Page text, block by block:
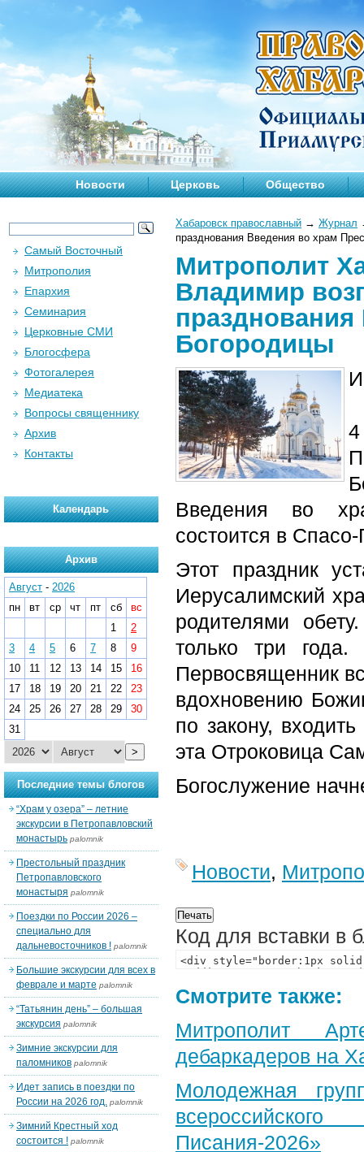
Новости Церковь Общество
Хабаровск православный → Журнал
празднования Введения во храм
Митрополит
Владимир
Богородицы
4
Введения во
состоится в
Этот праздник
Иерусалимский
родителями
только три
Первосвященник
вдохновению
по закону,
эта Отроковица
Богослужение
Новости,
Код для вставки в
Смотрите также:
Митрополит
дебаркадеров на
Молодежная
Писания-2026»
Самый Восточный
Митрополия
Епархия
Семинария
Церковные СМИ
Блогосфера
Фотогалерея
Медиатека
Вопросы священнику
Архив
Контакты
Календарь
Архив
Август - 2026
пн
вт ср чт пт сб
вс
1
2
3
4 5 6 7 8
9
10
11 12 13 14 15
16
17
18 19 20 21 22
23
24
25 26 27 28 29
30
31
>
Последние темы блогов
“Храм у озера” – летние
экскурсии в Петропавловский
монастырь palomnik
Престольный праздник
Петропавловского
монастыря palomnik
Поездки по России 2026 –
специально для
дальневосточников ! palomnik
Большие экскурсии для всех в
феврале и марте palomnik
“Татьянин день” – большая
экскурсия palomnik
Зимние экскурсии для
паломников palomnik
Идет запись в поездки по
России на 2026 год. palomnik
Зимний Крестный ход
состоится ! palomnik